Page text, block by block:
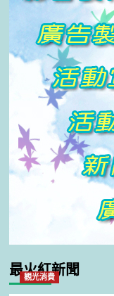
最火紅新聞
觀光消費